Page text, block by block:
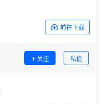
前往下载
关注 私信